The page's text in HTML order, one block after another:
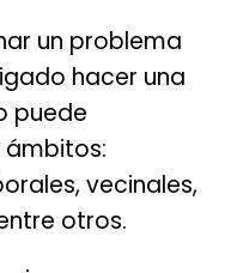
un problema
hacer una
puede
ámbitos:
vecinales,
otros.